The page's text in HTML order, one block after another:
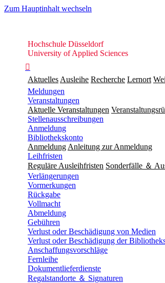
Zum Hauptinhalt wechseln
Hochschule
Düsseldorf
Hochschule Düsseldorf
University of Applied Sciences

Aktuelles Ausleihe Recherche Lernort
Meldungen
Veranstaltungen
Aktuelle Veranstaltungen
Stellenausschreibungen
Anmeldung
Bibliothekskonto
Anmeldung Anleitung zur Anmeldung
Leihfristen
Reguläre Ausleihfristen Sonderfälle ＆
Verlängerungen
Vormerkungen
Rückgabe
Vollmacht
Abmeldung
Gebühren
Verlust oder Beschädigung von Medien
Verlust oder Beschädigung der
Anschaffungsvorschläge
Fernleihe
Dokumentlieferdienste
Regalstandorte ＆ Signaturen